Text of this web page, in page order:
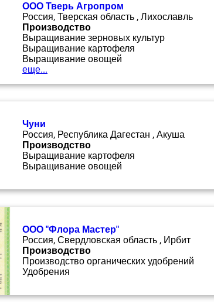
ООО Тверь Агропром
Россия, Тверская область , Лихославль
Производство
Выращивание зерновых культур
Выращивание картофеля
Выращивание овощей
еще...
Чуни
Россия, Республика Дагестан , Акуша
Производство
Выращивание картофеля
Выращивание овощей
ООО "Флора Мастер"
Россия, Свердловская область , Ирбит
Производство
Производство органических удобрений
Удобрения